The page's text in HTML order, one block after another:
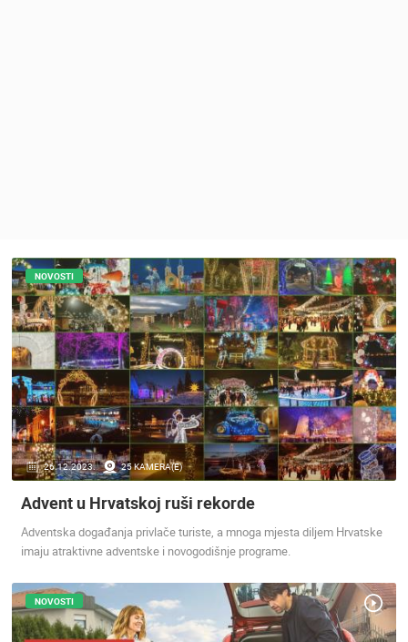
POLICY
BANERI
HRVATSKI
ENGLISH
26.12.2023. 25 KAMERA(E)
NOVOSTI
Advent u Hrvatskoj ruši rekorde
Adventska događanja privlače turiste, a mnoga mjesta diljem Hrvatske
imaju atraktivne adventske i novogodišnje programe.
NOVOSTI